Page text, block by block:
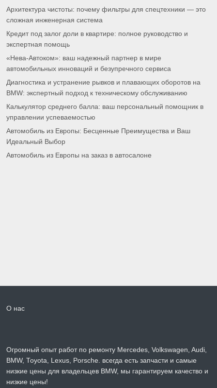
Архитектура чистоты: почему фильтры для спецтехники — это
сложная инженерная система
Кредит под залог доли в квартире: полное руководство и
экспертная помощь
«Нева-Автоком»: ваш надежный партнер в мире
автомобильных инноваций и безупречного сервиса
Диагностика и устранение рывков и плавающих оборотов на
BMW: экспертный подход к техническому обслуживанию
Калькулятор среднего балла: ваш персональный помощник в
управлении успеваемостью
Автомобиль из Европы: Бесценные Преимущества и Ваш
Идеальный Выбор
Автомобиль из Европы на заказ в автосалоне
О нас
Огромный опыт работ по ремонту Mercedes, Volkswagen, Audi,
BMW, Toyota, Lexus, Porsche. всегда есть запчасти и самые
низкие цены для владельцев BMW, мы гарантируем качество и
низкие цены!